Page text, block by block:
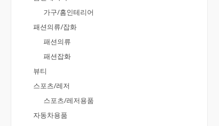
가구/홈인테리어
패션의류/잡화
패션의류
패션잡화
뷰티
스포츠/레저
스포츠/레저용품
자동차용품